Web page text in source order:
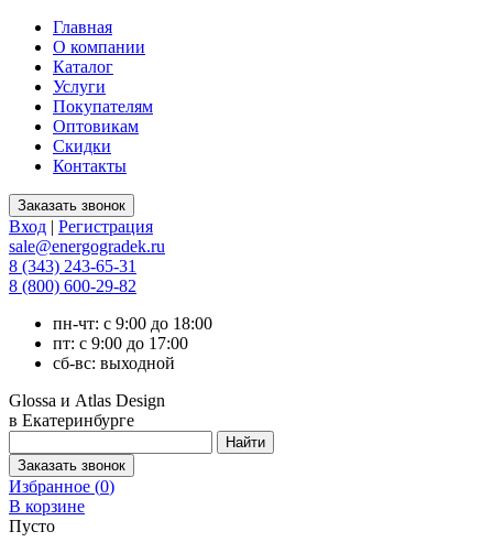
Главная
О компании
Каталог
Услуги
Покупателям
Оптовикам
Скидки
Контакты
Вход | Регистрация
sale@energogradek.ru
8 (343) 243-65-31
8 (800) 600-29-82
пн-чт: с 9:00 до 18:00
пт: с 9:00 до 17:00
сб-вс: выходной
Glossa и Atlas Design
в Екатеринбурге
Избранное (0)
В корзине
Пусто